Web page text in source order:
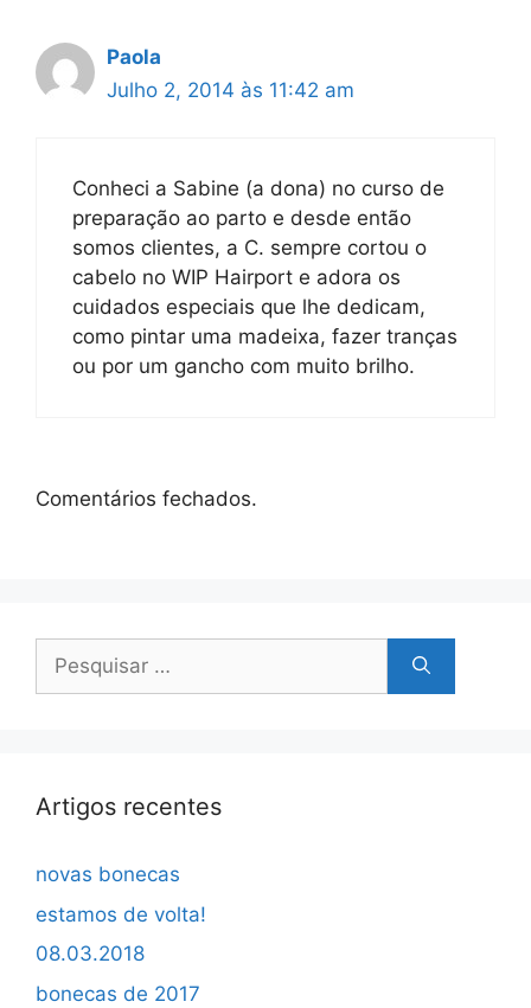
Paola
Julho 2, 2014 às 11:42 am
Conheci a Sabine (a dona) no curso de
preparação ao parto e desde então
somos clientes, a C. sempre cortou o
cabelo no WIP Hairport e adora os
cuidados especiais que lhe dedicam,
como pintar uma madeixa, fazer tranças
ou por um gancho com muito brilho.
Comentários fechados.
Pesquisar
Artigos recentes
novas bonecas
estamos de volta!
08.03.2018
bonecas de 2017